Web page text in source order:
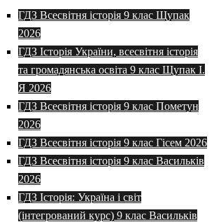
ГДЗ Всесвітня історія 9 клас Щупак
2026
ГДЗ Історія України, всесвітня історія
та громадянська освіта 9 клас Щупак І.
Я 2026
ГДЗ Всесвітня історія 9 клас Пометун
2026
ГДЗ Всесвітня історія 9 клас Гісем 2026
ГДЗ Всесвітня історія 9 клас Васильків
2026
ГДЗ Історія: Україна і світ
(інтегрований курс) 9 клас Васильків